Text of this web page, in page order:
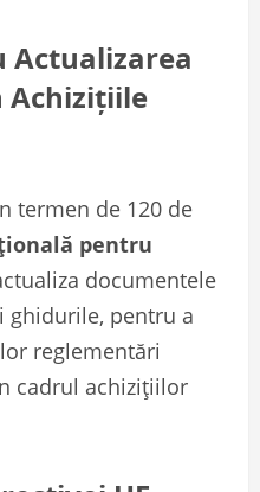
Actualizarea
Achizițiile
termen de 120 de
pentru
documentele
ghidurile, pentru a
reglementări
cadrul achizițiilor